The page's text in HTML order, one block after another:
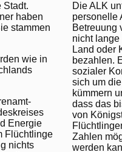
Stadt.
haben
stammen
wie in
Energie
Flüchtlinge
nichts
Die ALK
personelle
Betreuung
nicht lange
Land oder
bezahlen.
sozialer
sich um
kümmern
dass das
von
Zahlen
werden